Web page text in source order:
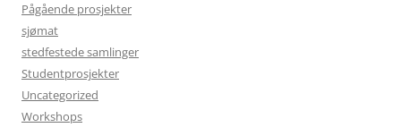
Pågående prosjekter
sjømat
stedfestede samlinger
Studentprosjekter
Uncategorized
Workshops